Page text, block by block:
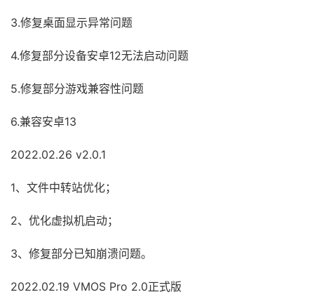
3.修复桌面显示异常问题
4.修复部分设备安卓12无法启动问题
5.修复部分游戏兼容性问题
6.兼容安卓13
2022.02.26 v2.0.1
1、文件中转站优化；
2、优化虚拟机启动；
3、修复部分已知崩溃问题。
2022.02.19 VMOS Pro 2.0正式版